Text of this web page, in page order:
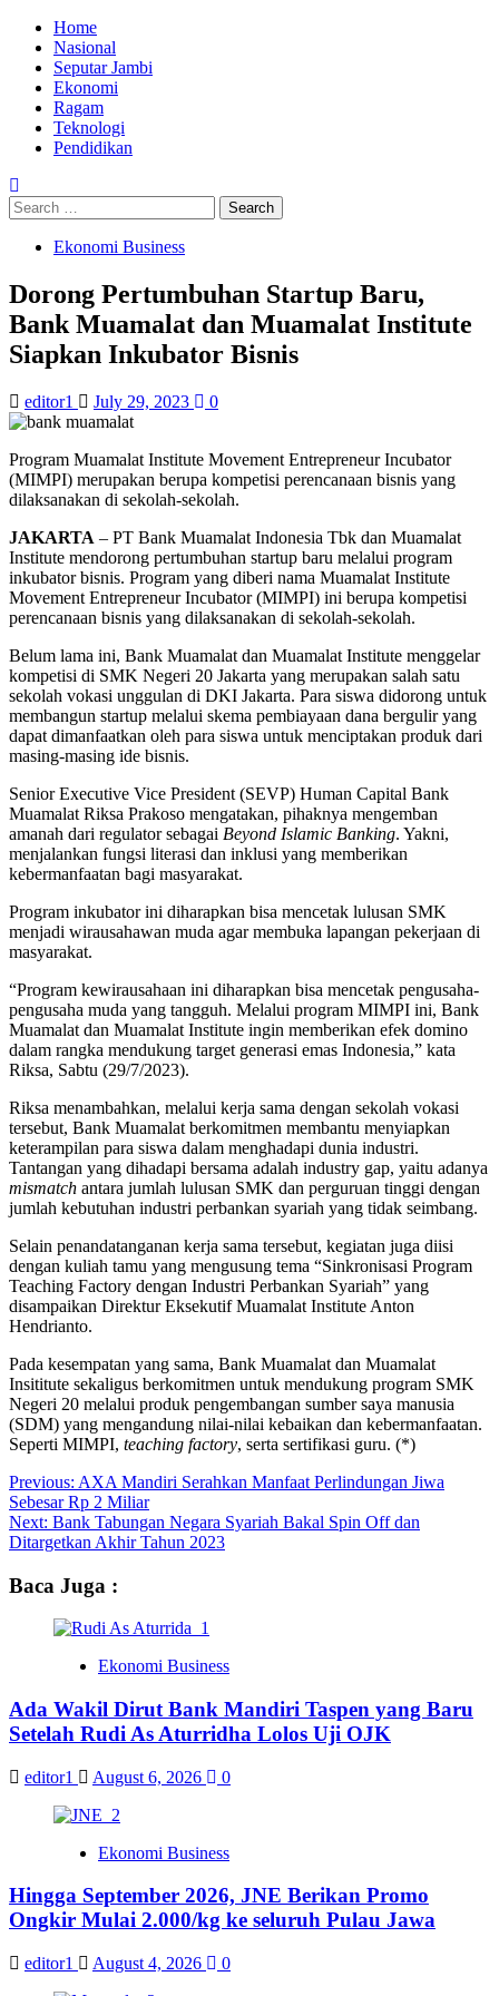
Skip
content
Primary
Menu
Home
Nasional
Seputar Jambi
Ekonomi
Ragam
Teknologi
Pendidikan
Search
for:
Ekonomi Business
Dorong Pertumbuhan Startup Baru,
Bank Muamalat dan Muamalat Institute
Siapkan Inkubator Bisnis
editor1 July 29, 2023 0
Program Muamalat Institute Movement Entrepreneur Incubator
(MIMPI) merupakan berupa kompetisi perencanaan bisnis yang
dilaksanakan di sekolah-sekolah.
JAKARTA – PT Bank Muamalat Indonesia Tbk dan Muamalat
Institute mendorong pertumbuhan startup baru melalui program
inkubator bisnis. Program yang diberi nama Muamalat Institute
Movement Entrepreneur Incubator (MIMPI) ini berupa kompetisi
perencanaan bisnis yang dilaksanakan di sekolah-sekolah.
Belum lama ini, Bank Muamalat dan Muamalat Institute menggelar
kompetisi di SMK Negeri 20 Jakarta yang merupakan salah satu
sekolah vokasi unggulan di DKI Jakarta. Para siswa didorong untuk
membangun startup melalui skema pembiayaan dana bergulir yang
dapat dimanfaatkan oleh para siswa untuk menciptakan produk dari
masing-masing ide bisnis.
Senior Executive Vice President (SEVP) Human Capital Bank
Muamalat Riksa Prakoso mengatakan, pihaknya mengemban
amanah dari regulator sebagai Beyond Islamic Banking. Yakni,
menjalankan fungsi literasi dan inklusi yang memberikan
kebermanfaatan bagi masyarakat.
Program inkubator ini diharapkan bisa mencetak lulusan SMK
menjadi wirausahawan muda agar membuka lapangan pekerjaan di
masyarakat.
“Program kewirausahaan ini diharapkan bisa mencetak pengusaha-
pengusaha muda yang tangguh. Melalui program MIMPI ini, Bank
Muamalat dan Muamalat Institute ingin memberikan efek domino
dalam rangka mendukung target generasi emas Indonesia,” kata
Riksa, Sabtu (29/7/2023).
Riksa menambahkan, melalui kerja sama dengan sekolah vokasi
tersebut, Bank Muamalat berkomitmen membantu menyiapkan
keterampilan para siswa dalam menghadapi dunia industri.
Tantangan yang dihadapi bersama adalah industry gap, yaitu adanya
mismatch antara jumlah lulusan SMK dan perguruan tinggi dengan
jumlah kebutuhan industri perbankan syariah yang tidak seimbang.
Selain penandatanganan kerja sama tersebut, kegiatan juga diisi
dengan kuliah tamu yang mengusung tema “Sinkronisasi Program
Teaching Factory dengan Industri Perbankan Syariah” yang
disampaikan Direktur Eksekutif Muamalat Institute Anton
Hendrianto.
Pada kesempatan yang sama, Bank Muamalat dan Muamalat
Insititute sekaligus berkomitmen untuk mendukung program SMK
Negeri 20 melalui produk pengembangan sumber saya manusia
(SDM) yang mengandung nilai-nilai kebaikan dan kebermanfaatan.
Seperti MIMPI, teaching factory, serta sertifikasi guru. (*)
Post
navigation
Previous: AXA Mandiri Serahkan Manfaat Perlindungan Jiwa
Sebesar Rp 2 Miliar
Next: Bank Tabungan Negara Syariah Bakal Spin Off dan
Ditargetkan Akhir Tahun 2023
Baca Juga :
Ekonomi Business
Ada Wakil Dirut Bank Mandiri Taspen yang Baru
Setelah Rudi As Aturridha Lolos Uji OJK
editor1 August 6, 2026 0
Ekonomi Business
Hingga September 2026, JNE Berikan Promo
Ongkir Mulai 2.000/kg ke seluruh Pulau Jawa
editor1 August 4, 2026 0